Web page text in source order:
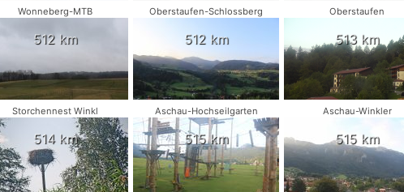
Wonneberg-MTB
512 km
Oberstaufen-Schlossberg
512 km
Oberstaufen
513 km
Storchennest Winkl
514 km
Aschau-Hochseilgarten
515 km
Aschau-Winkler
515 km